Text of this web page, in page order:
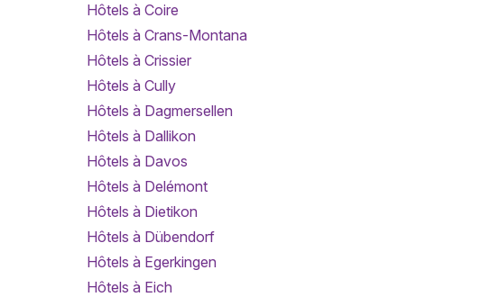
Hôtels à Coire
Hôtels à Crans-Montana
Hôtels à Crissier
Hôtels à Cully
Hôtels à Dagmersellen
Hôtels à Dallikon
Hôtels à Davos
Hôtels à Delémont
Hôtels à Dietikon
Hôtels à Dübendorf
Hôtels à Egerkingen
Hôtels à Eich